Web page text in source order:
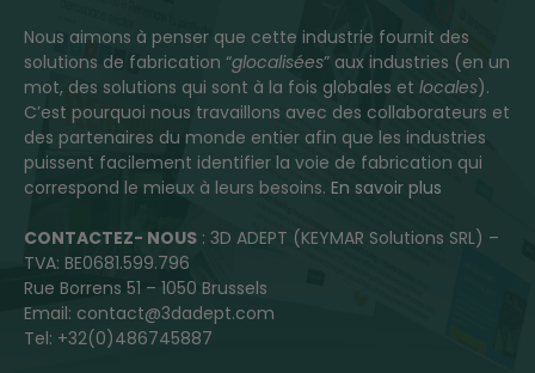
Nous aimons à penser que cette industrie fournit des
solutions de fabrication “glocalisées” aux industries (en un
mot, des solutions qui sont à la fois globales et locales).
C’est pourquoi nous travaillons avec des collaborateurs et
des partenaires du monde entier afin que les industries
puissent facilement identifier la voie de fabrication qui
correspond le mieux à leurs besoins. En savoir plus
CONTACTEZ- NOUS : 3D ADEPT (KEYMAR Solutions SRL) –
TVA: BE0681.599.796
Rue Borrens 51 – 1050 Brussels
Email: contact@3dadept.com
Tel: +32(0)486745887